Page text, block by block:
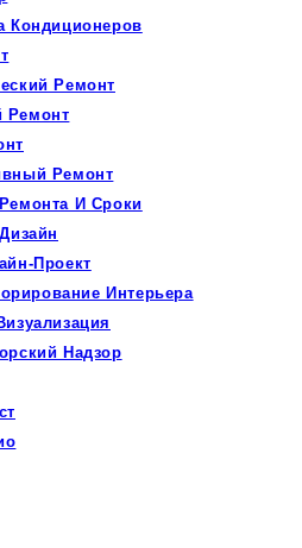
Кондиционеров
Ремонт
Ремонт
И Сроки
Проект
Интерьера
Надзор